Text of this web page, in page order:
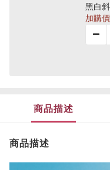
黑白
加購價
商品描述
商品描述